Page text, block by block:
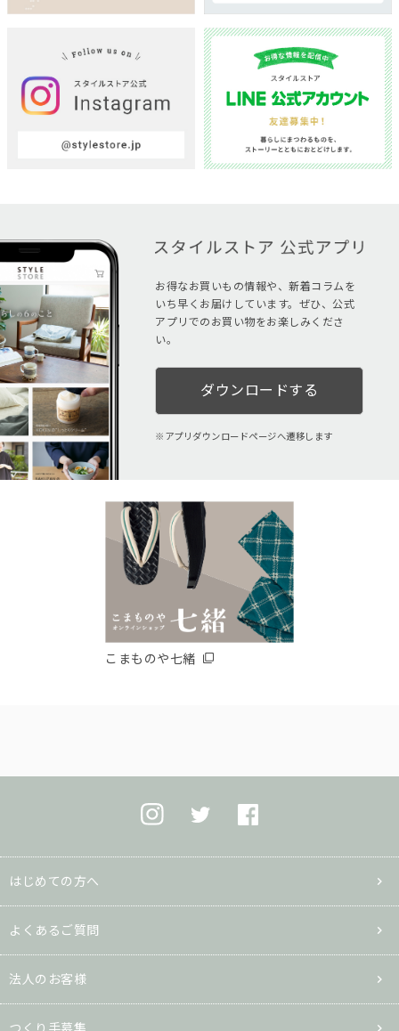
お得なお買いもの情報や、新着コラムを
いち早くお届けしています。ぜひ、公式
アプリでのお買い物をお楽しみくださ
い。
ダウンロードする
アプリダウンロードページへ遷移します
こまものや七緒
はじめての方へ
よくあるご質問
法人のお客様